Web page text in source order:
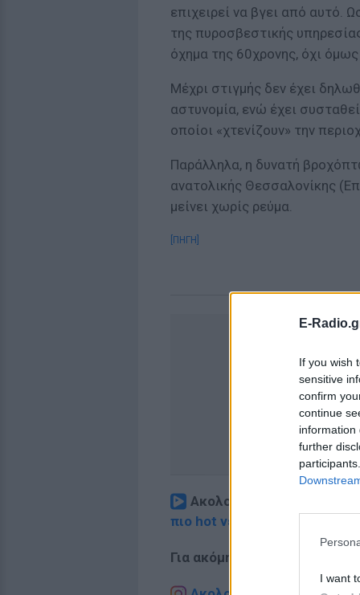
E-
If you wish
sensitive
confirm
continue
information
further
I want
επιχειρεί να βγει από αυτό.
της πυροσβεστικής
όχημα της 60χρονης, όχι όμως
Μέχρι στιγμής δεν έχει
αστυνομία, ενώ έχει
οποίοι «χτενίζουν» την
Παράλληλα, η δυνατή
ανατολικής Θεσσαλονίκης
μείνει χωρίς ρεύμα.
[ΠΗΓΗ]
Ακολουθήστε το E-
πιο hot νέα
Για ακόμη περισσότερα